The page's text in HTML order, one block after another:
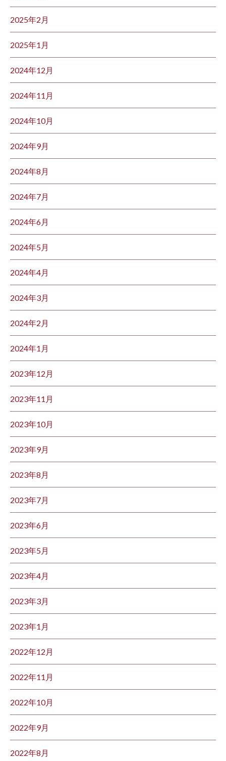
2025年2月
2025年1月
2024年12月
2024年11月
2024年10月
2024年9月
2024年8月
2024年7月
2024年6月
2024年5月
2024年4月
2024年3月
2024年2月
2024年1月
2023年12月
2023年11月
2023年10月
2023年9月
2023年8月
2023年7月
2023年6月
2023年5月
2023年4月
2023年3月
2023年1月
2022年12月
2022年11月
2022年10月
2022年9月
2022年8月